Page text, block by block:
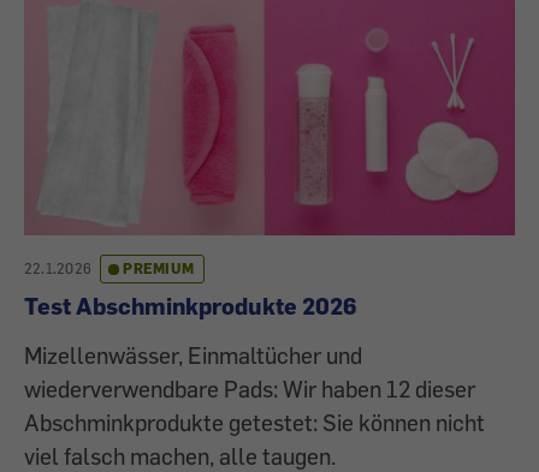
22.1.2026 PREMIUM
Test Abschminkprodukte 2026
Mizellenwässer, Einmaltücher und
wiederverwendbare Pads: Wir haben 12 dieser
Abschminkprodukte getestet: Sie können nicht
viel falsch machen, alle taugen.